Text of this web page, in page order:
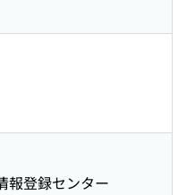
報登録センター